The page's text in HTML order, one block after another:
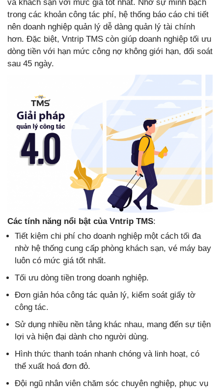
và khách sạn với mức giá tốt nhất. Nhờ sự minh bạch
trong các khoản công tác phí, hệ thống báo cáo chi tiết
nên doanh nghiệp quản lý dễ dàng quản lý tài chính
hơn. Đặc biệt, Vntrip TMS còn giúp doanh nghiệp tối ưu
dòng tiền với hạn mức công nợ không giới hạn, đối soát
sau 45 ngày.
Các tính năng nổi bật của Vntrip TMS:
Tiết kiệm chi phí cho doanh nghiệp một cách tối đa
nhờ hệ thống cung cấp phòng khách sạn, vé máy bay
luôn có mức giá tốt nhất.
Tối ưu dòng tiền trong doanh nghiệp.
Đơn giản hóa công tác quản lý, kiểm soát giấy tờ
công tác.
Sử dụng nhiều nền tảng khác nhau, mang đến sự tiện
lợi và hiện đại dành cho người dùng.
Hình thức thanh toán nhanh chóng và linh hoạt, có
thể xuất hoá đơn đỏ.
Đội ngũ nhân viên chăm sóc chuyên nghiệp, phục vụ